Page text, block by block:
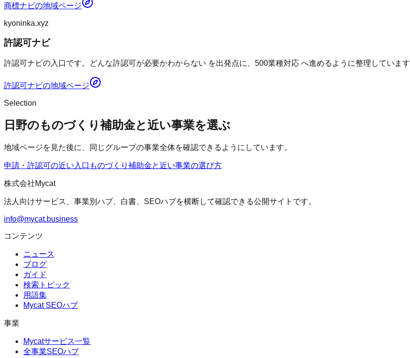
商標ナビの地域ページ
kyoninka.xyz
許認可ナビ
許認可ナビの入口です。どんな許認可が必要かわからない を出発点に、500業種対応 へ進めるように整理しています
許認可ナビの地域ページ
Selection
日野のものづくり補助金と近い事業を選ぶ
地域ページを見た後に、同じグループの事業全体を確認できるようにしています。
申請・許認可の近い入口 ものづくり補助金と近い事業の選び方
株式会社Mycat
法人向けサービス、事業別ハブ、白書、SEOハブを横断して確認できる公開サイトです。
info@mycat.business
コンテンツ
ニュース
ブログ
ガイド
検索トピック
用語集
Mycat SEOハブ
事業
Mycatサービス一覧
全事業SEOハブ